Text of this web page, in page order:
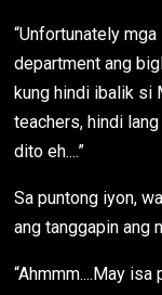
“Unfortunately
department ang
kung hindi ibalik si
teachers, hindi
dito eh....”
Sa puntong iyon,
ang tanggapin ang
“Ahmmm....May